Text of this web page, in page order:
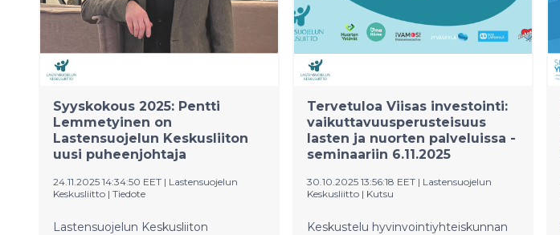
Syyskokous 2025: Pentti
Lemmetyinen on
Lastensuojelun Keskusliiton
uusi puheenjohtaja
24.11.2025 14:34:50 EET | Lastensuojelun
Keskusliitto | Tiedote
Lastensuojelun Keskusliiton
Tervetuloa Viisas investointi:
vaikuttavuusperusteisuus
lasten ja nuorten palveluissa -
seminaariin 6.11.2025
30.10.2025 13:56:18 EET | Lastensuojelun
Keskusliitto | Kutsu
Keskustelu hyvinvointiyhteiskunnan